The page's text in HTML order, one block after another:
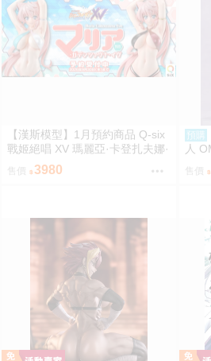
【漢斯模型】1月預約商品 Q-six
戰姬絕唱 XV 瑪麗亞·卡登扎夫娜·
伊芙 通常版 油光版 1/7 PVC
3980
預購
人